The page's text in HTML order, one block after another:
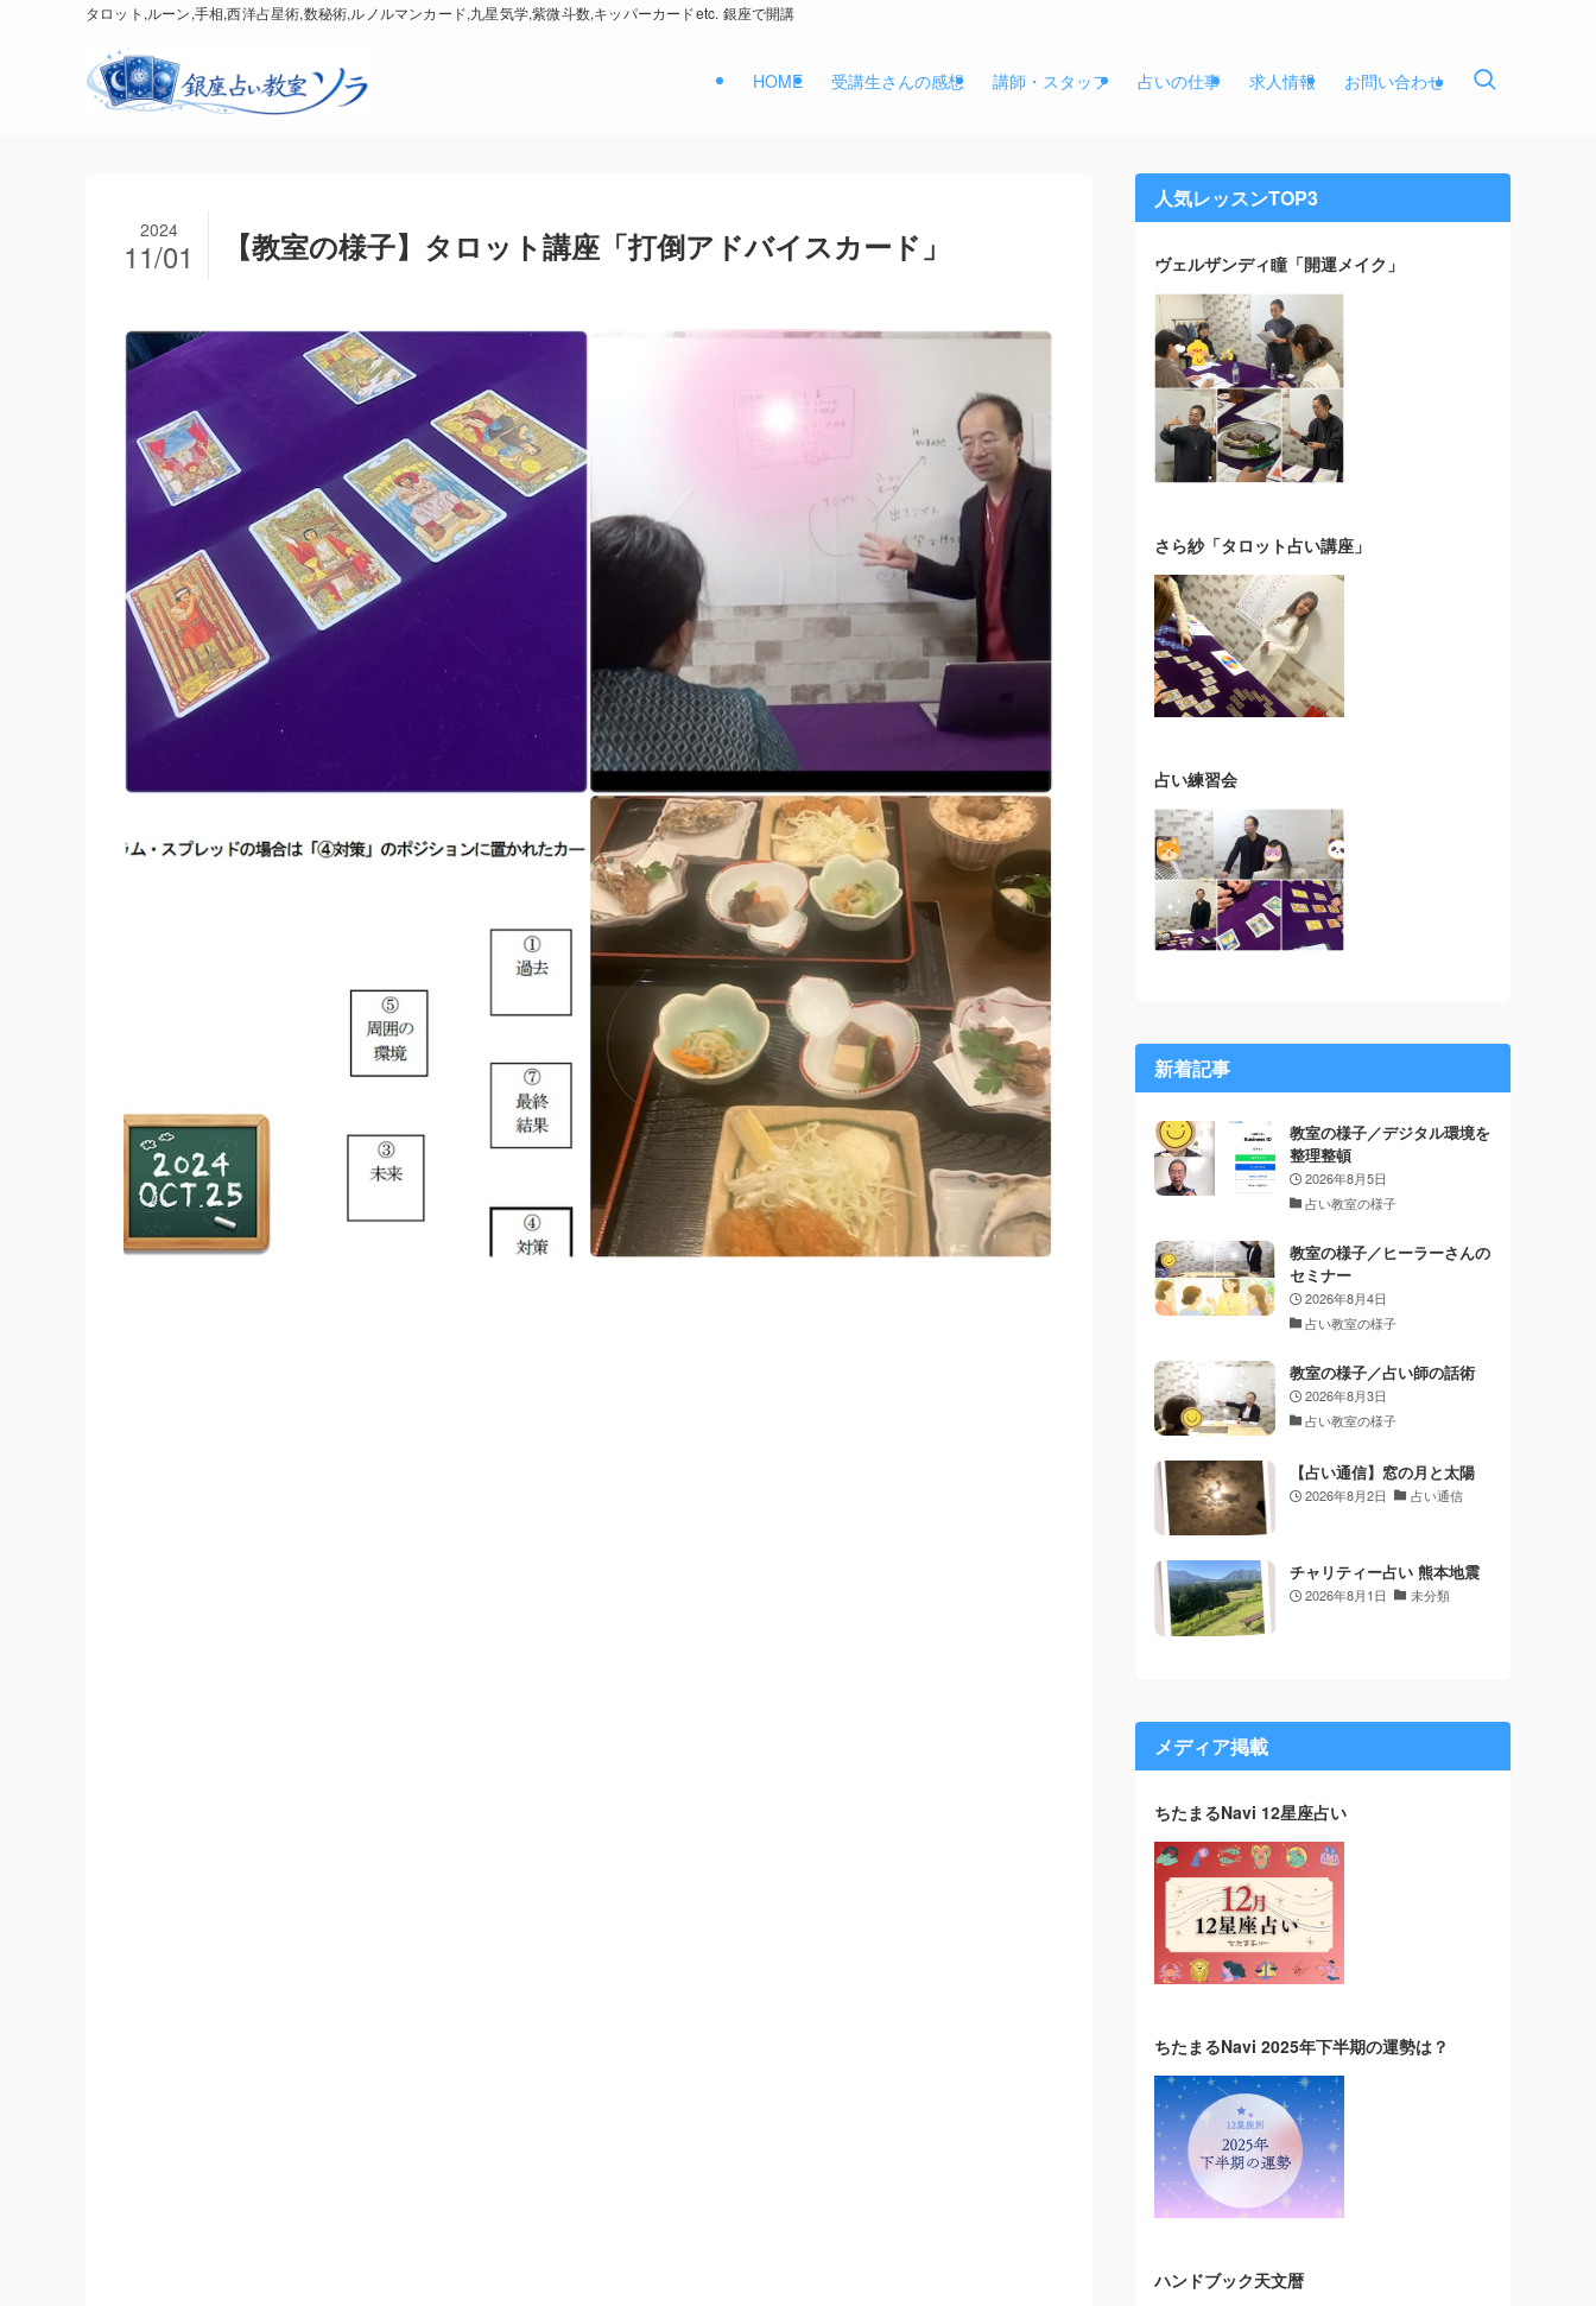
タロット,ルーン,手相,西洋占星術,数秘術,ルノルマンカード,九星気学,紫微斗数,キッパーカードetc. 銀座で開講
HOME 受講生さんの感想 講師・スタッフ 占いの仕事 求人情報 お問い合わせ
【教室の様子】タロット講座「打倒アドバイスカード」
2024
11/01
人気レッスンTOP3
ヴェルザンディ瞳「開運メイク」
さら紗「タロット占い講座」
占い練習会
新着記事
教室の様子／デジタル環境を
整理整頓
2026年8月5日
占い教室の様子
教室の様子／ヒーラーさんの
セミナー
2026年8月4日
占い教室の様子
教室の様子／占い師の話術
2026年8月3日
占い教室の様子
【占い通信】窓の月と太陽
2026年8月2日 占い通信
チャリティー占い 熊本地震
2026年8月1日 未分類
メディア掲載
ちたまるNavi 12星座占い
ちたまるNavi 2025年下半期の運勢は？
ハンドブック天文暦